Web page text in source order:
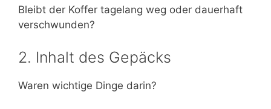
Bleibt der Koffer tagelang weg oder dauerhaft
verschwunden?
2. Inhalt des Gepäcks
Waren wichtige Dinge darin?